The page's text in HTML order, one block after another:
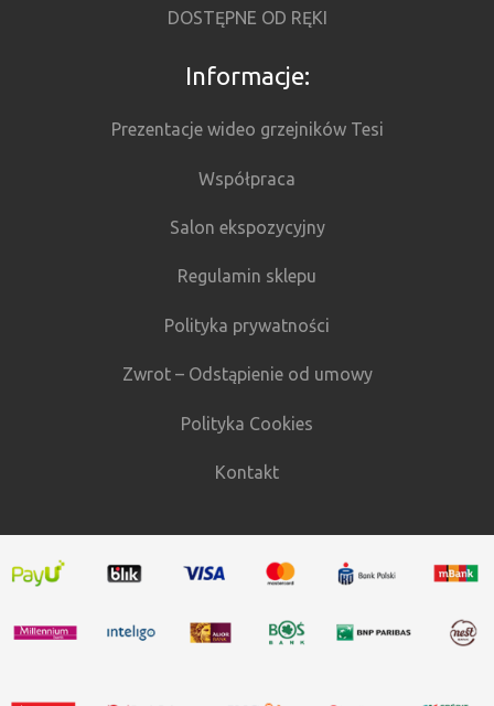
DOSTĘPNE OD RĘKI
Informacje:
Prezentacje wideo grzejników Tesi
Współpraca
Salon ekspozycyjny
Regulamin sklepu
Polityka prywatności
Zwrot – Odstąpienie od umowy
Polityka Cookies
Kontakt